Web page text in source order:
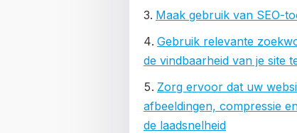
Maak gebruik van SEO-
Gebruik relevante
de vindbaarheid van je site
Zorg ervoor dat uw
afbeeldingen, compressie
de laadsnelheid